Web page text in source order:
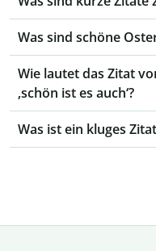
Was sind schöne
Wie lautet das Zitat
‚schön ist es auch‘?
Was ist ein kluges